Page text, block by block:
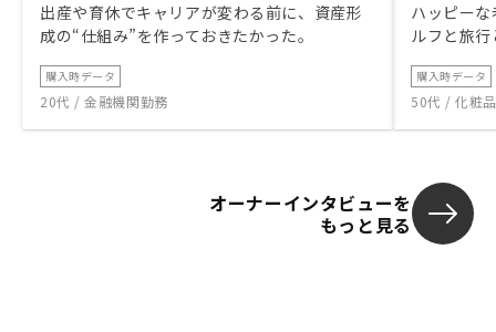
出産や育休でキャリアが変わる前に、資産形
成の“仕組み”を作っておきたかった。
購入時データ
20代 / 金融機関勤務
ハッピー
ルフと旅
購入時データ
50代 / 化粧
オーナーインタビューを
もっと見る